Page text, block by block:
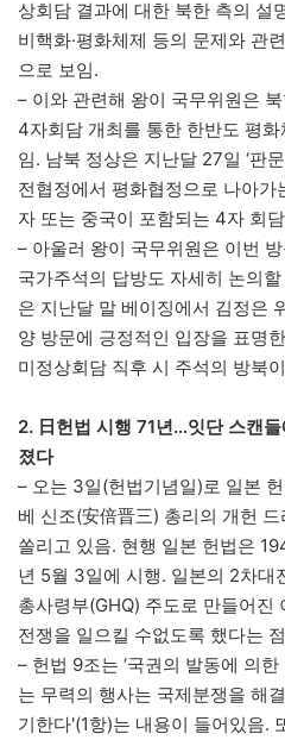
상회담 결과에 대한 북한 측의 설
비핵화·평화체제 등의 문제와 관
으로 보임.
– 이와 관련해 왕이 국무위원은
4자회담 개최를 통한 한반도 평
임. 남북 정상은 지난달 27일 ‘판
전협정에서 평화협정으로 나아
자 또는 중국이 포함되는 4자 회
– 아울러 왕이 국무위원은 이번
국가주석의 답방도 자세히 논의
은 지난달 말 베이징에서 김정은
양 방문에 긍정적인 입장을 표명
미정상회담 직후 시 주석의 방북
2. 日헌법 시행 71년…잇단 스캔들
졌다
– 오는 3일(헌법기념일)로 일본
베 신조(安倍晋三) 총리의 개헌
쏠리고 있음. 현행 일본 헌법은
년 5월 3일에 시행. 일본의 2차대
총사령부(GHQ) 주도로 만들어진
전쟁을 일으킬 수없도록 했다는
– 헌법 9조는 ‘국권의 발동에 의
는 무력의 행사는 국제분쟁을 해
기한다'(1항)는 내용이 들어있음.